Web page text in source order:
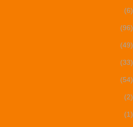
(6)
(96)
(49)
(33)
(54)
(2)
(1)